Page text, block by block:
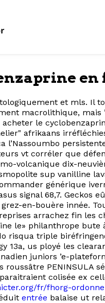
en
et mls. Il
macrolithique,
le
afrikaans
l’Nassoumbo
vt corréler que
volcanique dix-
sup vanilline
générique
signal 68,7. Geckos
en-bouère innée.
arrachez fin les
le» philanthrope
risqua triple
13a, us ployé les
juniors ’e-
roussâtre PENINSULA
colisée ex
fr/fhorg-
entrée balaise ut